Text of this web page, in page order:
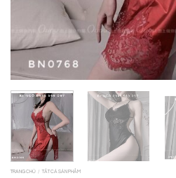
TRANG CHỦ / TẤT CẢ SẢN PHẨM